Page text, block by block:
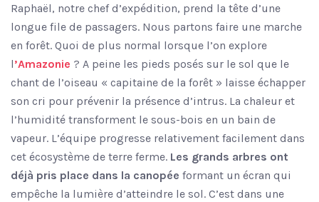
Raphaël, notre chef d’expédition, prend la tête d’une
longue file de passagers. Nous partons faire une marche
en forêt. Quoi de plus normal lorsque l’on explore
l’Amazonie ? A peine les pieds posés sur le sol que le
chant de l’oiseau « capitaine de la forêt » laisse échapper
son cri pour prévenir la présence d’intrus. La chaleur et
l’humidité transforment le sous-bois en un bain de
vapeur. L’équipe progresse relativement facilement dans
cet écosystème de terre ferme. Les grands arbres ont
déjà pris place dans la canopée formant un écran qui
empêche la lumière d’atteindre le sol. C’est dans une